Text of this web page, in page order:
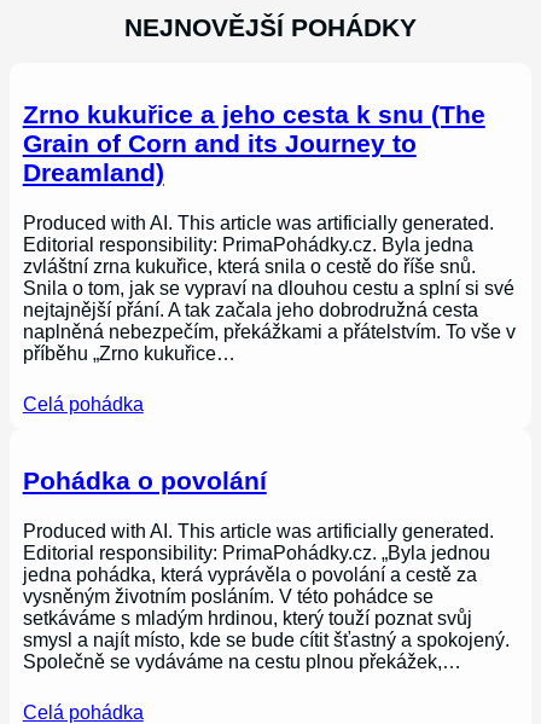
NEJNOVĚJŠÍ POHÁDKY
Zrno kukuřice a jeho cesta k snu (The
Grain of Corn and its Journey to
Dreamland)
Produced with AI. This article was artificially generated.
Editorial responsibility: PrimaPohádky.cz. Byla jedna
zvláštní zrna kukuřice, která snila o cestě do říše snů.
Snila o tom, jak se vypraví na dlouhou cestu a splní si své
nejtajnější přání. A tak začala jeho dobrodružná cesta
naplněná nebezpečím, překážkami a přátelstvím. To vše v
příběhu „Zrno kukuřice…
Celá pohádka
Pohádka o povolání
Produced with AI. This article was artificially generated.
Editorial responsibility: PrimaPohádky.cz. „Byla jednou
jedna pohádka, která vyprávěla o povolání a cestě za
vysněným životním posláním. V této pohádce se
setkáváme s mladým hrdinou, který touží poznat svůj
smysl a najít místo, kde se bude cítit šťastný a spokojený.
Společně se vydáváme na cestu plnou překážek,…
Celá pohádka